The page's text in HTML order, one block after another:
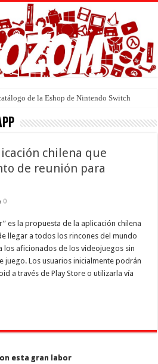
de la Eshop de Nintendo Switch
chilena que
de reunión para
0
es la propuesta de la aplicación chilena
llegar a todos los rincones del mundo
los aficionados de los videojuegos sin
juego. Los usuarios inicialmente podrán
a través de Play Store o utilizarla vía
esta gran labor
esta gran labor